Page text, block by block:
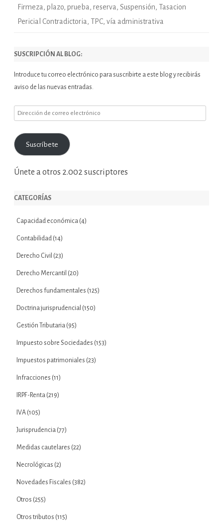
Firmeza , plazo, prueba , reserva , Suspensión, Tasacion
Pericial Contradictoria , TPC, vía administrativa
SUSCRIPCIÓN AL BLOG:
Introduce tu correo electrónico para suscribirte a este blog y recibirás
aviso de las nuevas entradas.
Dirección
correo
electrónico
Suscríbete
Únete a otros 2.002 suscriptores
CATEGORÍAS
Capacidad económica (4)
Contabilidad (14)
Derecho Civil (23)
Derecho Mercantil (20)
Derechos fundamentales (125)
Doctrina jurisprudencial (150)
Gestión Tributaria (95)
Impuesto sobre Sociedades (153)
Impuestos patrimoniales (23)
Infracciones (11)
IRPF-Renta (219)
IVA (105)
Jurisprudencia (77)
Medidas cautelares (22)
Necrológicas (2)
Novedades Fiscales (382)
Otros (255)
Otros tributos (115)